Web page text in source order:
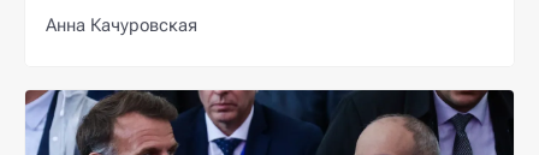
Анна Качуровская